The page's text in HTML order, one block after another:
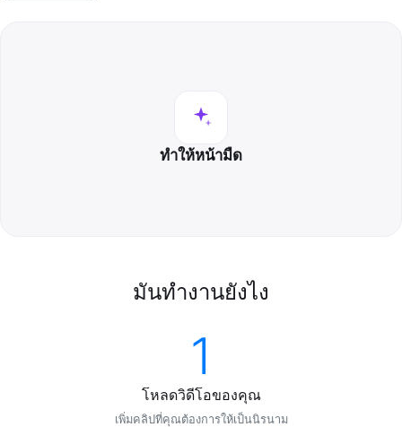
ทำให้หน้ามืด
มันทำงานยังไง
1
โหลดวิดีโอของคุณ
เพิ่มคลิปที่คุณต้องการให้เป็นนิรนาม